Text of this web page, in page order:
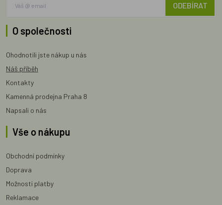
ODEBÍRAT
O společnosti
Ohodnotili jste nákup u nás
Náš příběh
Kontakty
Kamenná prodejna Praha 8
Napsali o nás
Vše o nákupu
Obchodní podmínky
Doprava
Možnosti platby
Reklamace